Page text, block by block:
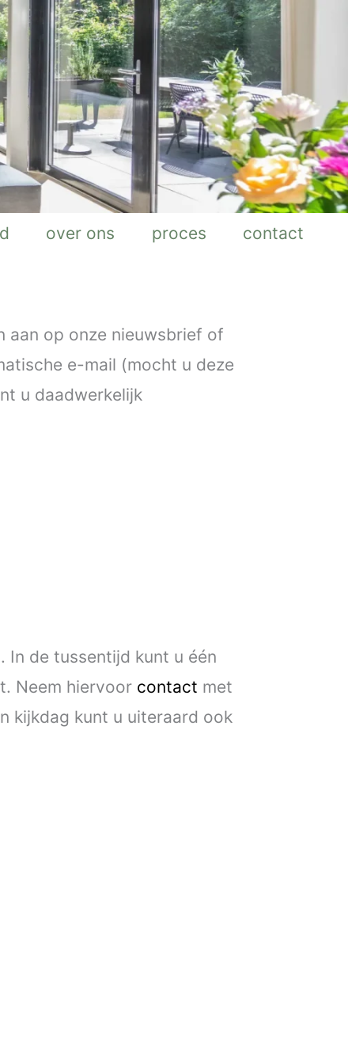
over ons proces contact
aan op onze nieuwsbrief of
e-mail (mocht u deze
u daadwerkelijk
In de tussentijd kunt u één
Neem hiervoor contact met
kijkdag kunt u uiteraard ook